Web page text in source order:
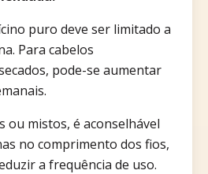
puro deve ser limitado a
Para cabelos
pode-se aumentar
ou mistos, é aconselhável
no comprimento dos fios,
a frequência de uso.​